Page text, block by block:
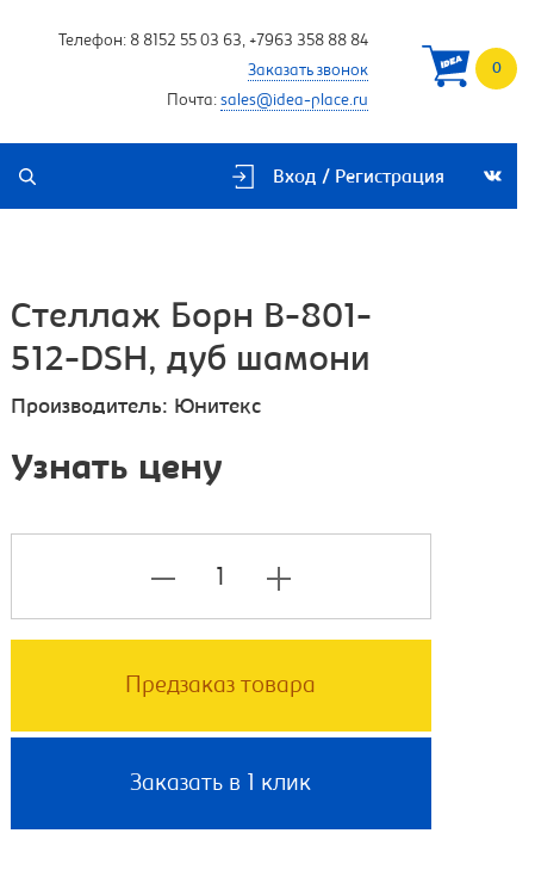
Телефон: 8 8152 55 03 63, +7963 358 88 84
Заказать звонок
Почта: sales@idea-place.ru
0
Вход / Регистрация
Стеллаж Борн B-801-
512-DSH, дуб шамони
Производитель: Юнитекс
Узнать цену
Предзаказ товара
Заказать в 1 клик